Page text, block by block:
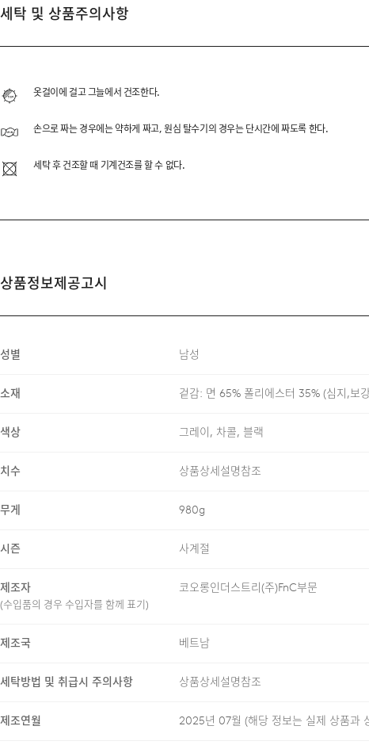
높은 중량의 SUPIMA 혼용
제작했습니다. SUPIMA
요소들을 기반으로 개선하
2WAY YKK ZIPPER
NECK LINE
AI SUMMARY
지난 시즌의 의견을 반영
세탁 및 상품주의사항
옷걸이에 걸고 그늘에서 건조한다.
손으로 짜는 경우에는 약하게 짜고, 원심 탈수기의 경우는 단시간에 짜도록 한다.
세탁 후 건조할 때 기계건조를 할 수 없다.
상품정보제공고시
성별 남성
소재 겉감: 면 65% 폴리에스터 35% (심지,보
색상 그레이, 차콜, 블랙
치수 상품상세설명참조
무게 980g
시즌 사계절
제조자
(수입품의 경우 수입자를 함께 표기)
코오롱인더스트리(주)FnC부문
제조국 베트남
세탁방법 및 취급시 주의사항 상품상세설명참조
제조연월 2025년 07월 (해당 정보는 실제 상품과